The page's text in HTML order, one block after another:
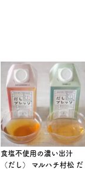
食塩不使用の濃い出汁
（だし） マルハチ村松 だ